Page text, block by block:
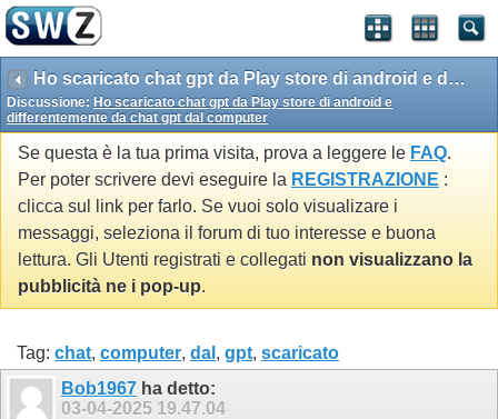
Ho scaricato chat gpt da Play store di android e differentemente da chat gpt dal computer
Discussione: Ho scaricato chat gpt da Play store di android e
differentemente da chat gpt dal computer
Se questa è la tua prima visita, prova a leggere le FAQ.
Per poter scrivere devi eseguire la REGISTRAZIONE :
clicca sul link per farlo. Se vuoi solo visualizare i
messaggi, seleziona il forum di tuo interesse e buona
lettura. Gli Utenti registrati e collegati non visualizzano la
pubblicità ne i pop-up.
Tag: chat, computer, dal , gpt, scaricato
Bob1967 ha detto:
03-04-2025 19.47.04